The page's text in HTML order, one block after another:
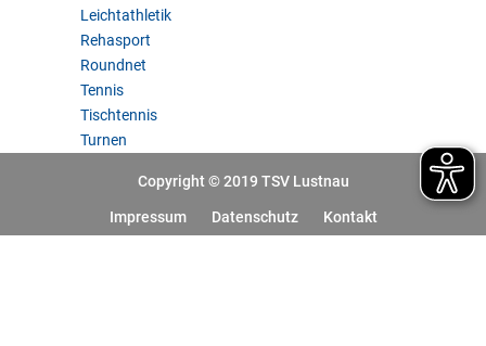
Leichtathletik
Rehasport
Roundnet
Tennis
Tischtennis
Turnen
Copyright © 2019 TSV Lustnau
Impressum Datenschutz Kontakt